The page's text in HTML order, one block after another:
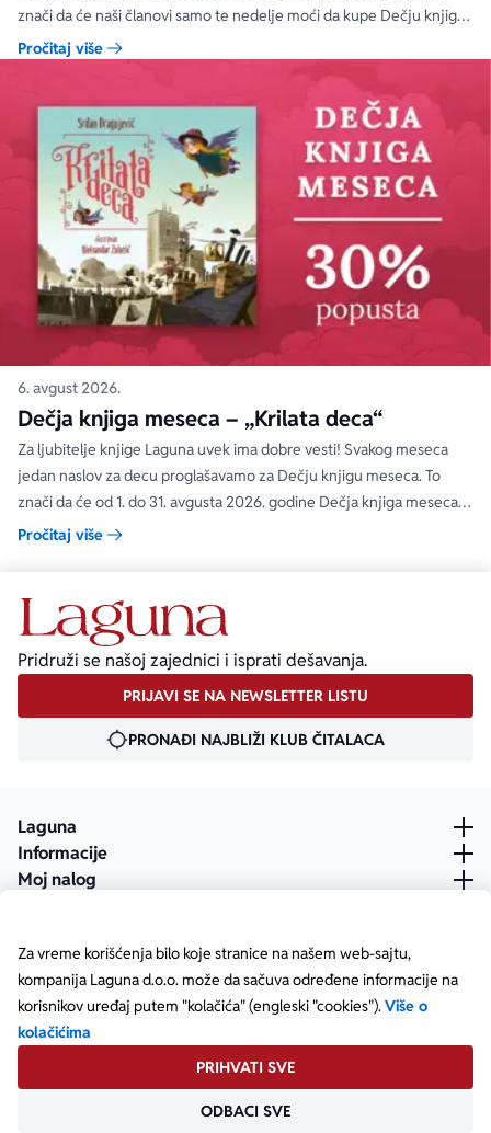
Za vreme korišćenja bilo koje stranice na našem web-sajtu,
kompanija Laguna d.o.o. može da sačuva određene informacije na
korisnikov uređaj putem "kolačića" (engleski "cookies").Više o
kolačićima
PRIHVATI SVE
ODBACI SVE
znači da će naši članovi samo te nedelje moći da kupe Dečju knjigu
nedelje sa specijalnim DODATNIM popustom od 30%.
Pročitaj više
6. avgust 2026.
Dečja knjiga meseca – „Krilata deca“
Za ljubitelje knjige Laguna uvek ima dobre vesti! Svakog meseca
jedan naslov za decu proglašavamo za Dečju knjigu meseca. To
znači da će od 1. do 31. avgusta 2026. godine Dečja knjiga meseca
moći da se kupi na specijalnom popustu od 30%. Uz ovaj popust ne
Pročitaj više
Pridruži se našoj zajednici i isprati dešavanja.
PRIJAVI SE NA NEWSLETTER LISTU
PRONAĐI NAJBLIŽI KLUB ČITALACA
Laguna
Informacije
Moj nalog
Copyright © Laguna d.o.o. Starine Novaka 23, Beograd •
Posetite našu Facebook stranicu
Posetite našu X stranicu
Posetite našu Instagram stranicu
Posetite naš YouTube
Posetite našu TikTok stranicu
Posetite našu LinkedIn stranicu